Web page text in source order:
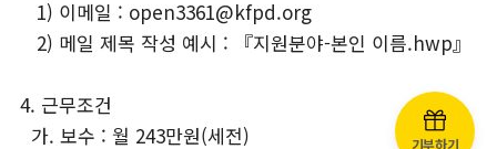
1) 이메일 : open3361@kfpd.org
2) 메일 제목 작성 예시 : 『지원분야-본인 이름.hwp』
4. 근무조건
가. 보수 : 월 243만원(세전)
기부하기